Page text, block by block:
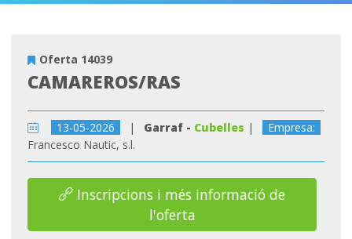
Oferta 14039
CAMAREROS/RAS
13-05-2026 | Garraf - Cubelles |
Empresa:
Francesco Nautic, s.l.
Inscripcions i més informació de
l'oferta